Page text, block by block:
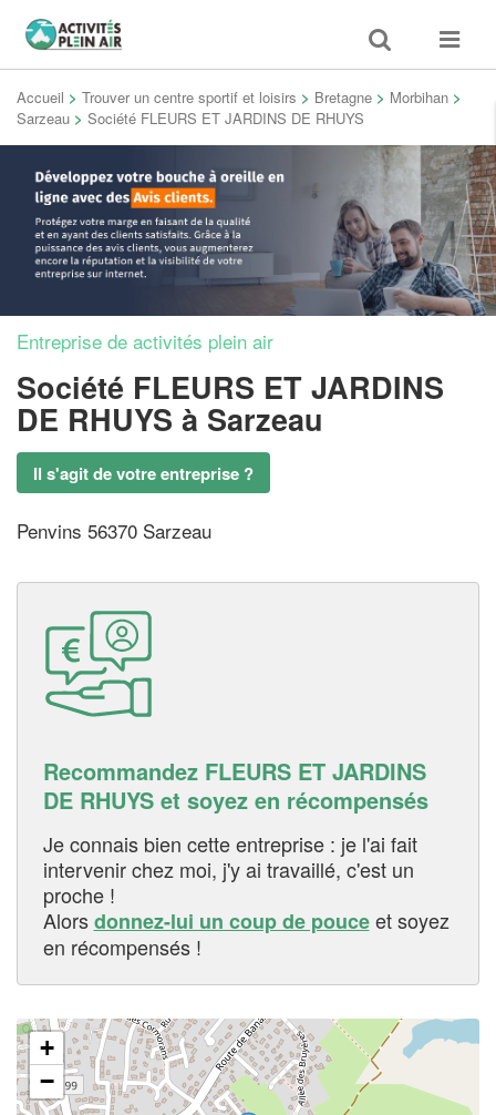
Toggle
search
Toggle
Accueil > Trouver un centre sportif et loisirs > Bretagne > Morbihan >
Sarzeau > Société FLEURS ET JARDINS DE RHUYS
Entreprise de activités plein air
Société FLEURS ET JARDINS
DE RHUYS à Sarzeau
Il s'agit de votre entreprise ?
Penvins 56370 Sarzeau
Recommandez FLEURS ET JARDINS
DE RHUYS et soyez en récompensés
Je connais bien cette entreprise : je l'ai fait
intervenir chez moi, j'y ai travaillé, c'est un
proche !
Alorsdonnez-lui un coup de pouceet soyez
en récompensés !
+
−